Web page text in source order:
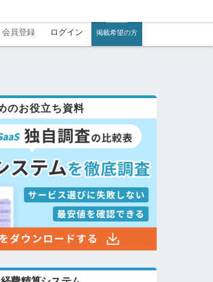
会員登録 ログイン 掲載希望の方
のお役立ち資料